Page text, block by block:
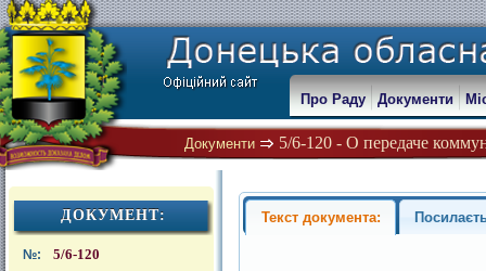
Документи 5/6-120 - О передаче
Про Раду Документи
ДОКУМЕНТ:
№: 5/6-120
Текст документа: